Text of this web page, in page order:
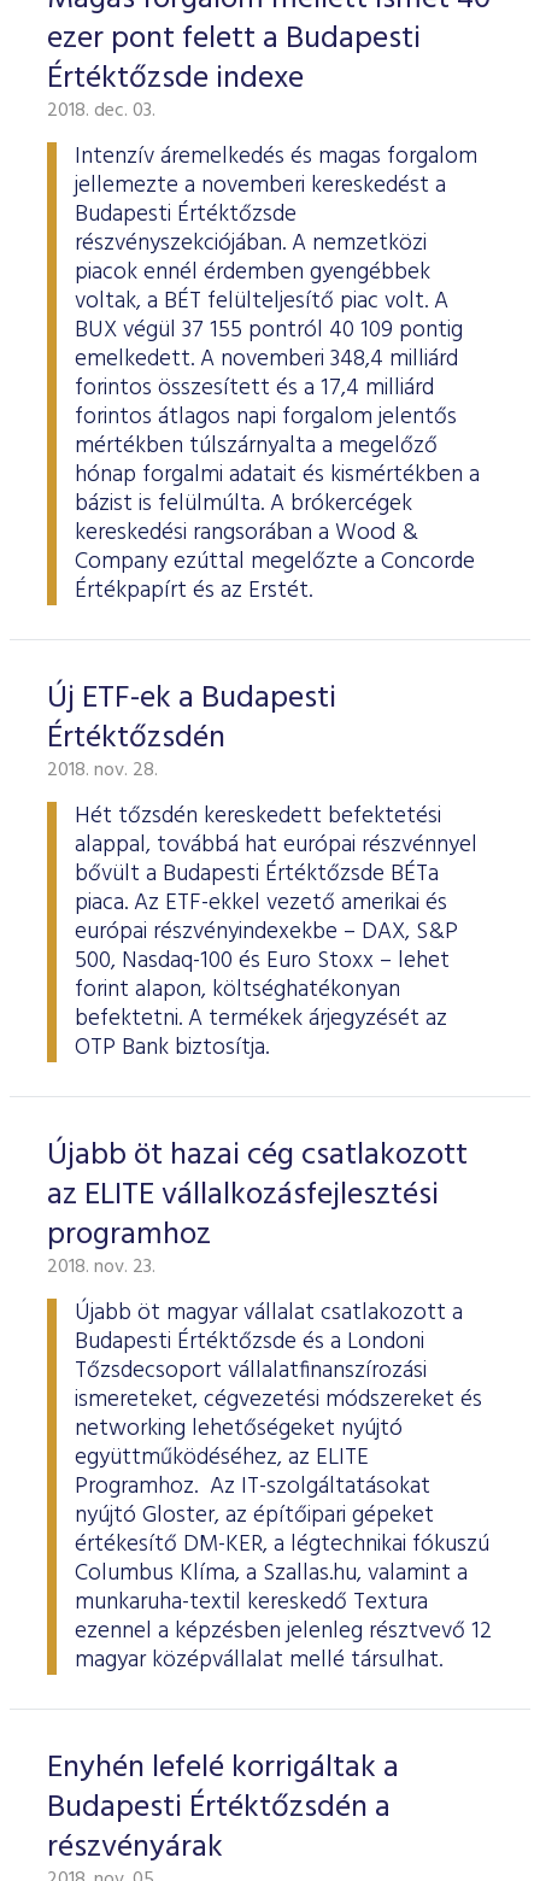
ESG Útmutató
ezer pont felett a Budapesti
Értéktőzsde indexe
2018. dec. 03.
Intenzív áremelkedés és magas forgalom
jellemezte a novemberi kereskedést a
Budapesti Értéktőzsde
részvényszekciójában. A nemzetközi
piacok ennél érdemben gyengébbek
voltak, a BÉT felülteljesítő piac volt. A
BUX végül 37 155 pontról 40 109 pontig
emelkedett. A novemberi 348,4 milliárd
forintos összesített és a 17,4 milliárd
forintos átlagos napi forgalom jelentős
mértékben túlszárnyalta a megelőző
hónap forgalmi adatait és kismértékben a
bázist is felülmúlta. A brókercégek
kereskedési rangsorában a Wood &
Company ezúttal megelőzte a Concorde
Értékpapírt és az Erstét.
Új ETF-ek a Budapesti
Értéktőzsdén
2018. nov. 28.
Hét tőzsdén kereskedett befektetési
alappal, továbbá hat európai részvénnyel
bővült a Budapesti Értéktőzsde BÉTa
piaca. Az ETF-ekkel vezető amerikai és
európai részvényindexekbe – DAX, S&P
500, Nasdaq-100 és Euro Stoxx – lehet
forint alapon, költséghatékonyan
befektetni. A termékek árjegyzését az
OTP Bank biztosítja.
Újabb öt hazai cég csatlakozott
az ELITE vállalkozásfejlesztési
programhoz
2018. nov. 23.
Újabb öt magyar vállalat csatlakozott a
Budapesti Értéktőzsde és a Londoni
Tőzsdecsoport vállalatfinanszírozási
ismereteket, cégvezetési módszereket és
networking lehetőségeket nyújtó
együttműködéséhez, az ELITE
Programhoz. Az IT-szolgáltatásokat
nyújtó Gloster, az építőipari gépeket
értékesítő DM-KER, a légtechnikai fókuszú
Columbus Klíma, a Szallas.hu, valamint a
munkaruha-textil kereskedő Textura
ezennel a képzésben jelenleg résztvevő 12
magyar középvállalat mellé társulhat.
Enyhén lefelé korrigáltak a
Budapesti Értéktőzsdén a
részvényárak